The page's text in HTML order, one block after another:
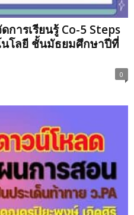
การเรียนรู้ Co-5 Steps
นโลยี ชั้นมัธยมศึกษาปีที่
0